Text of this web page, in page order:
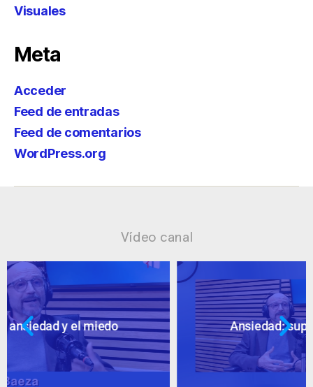
Visuales
Meta
Acceder
Feed de entradas
Feed de comentarios
WordPress.org
Vídeo canal
Ansiedad: supuestos cuestionables